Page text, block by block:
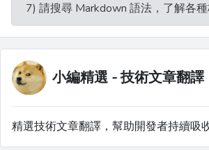
7) 請搜尋 Markdown 語法，了解各
小編精選 - 技術文章翻譯
精選技術文章翻譯，幫助開發者持續吸